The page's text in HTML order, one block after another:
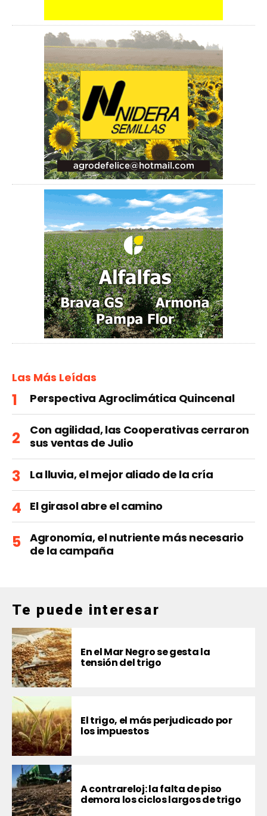
Las Más Leídas
Perspectiva Agroclimática Quincenal
Con agilidad, las Cooperativas cerraron
sus ventas de Julio
La lluvia, el mejor aliado de la cría
El girasol abre el camino
Agronomía, el nutriente más necesario
de la campaña
Te puede interesar
En el Mar Negro se gesta la
tensión del trigo
El trigo, el más perjudicado por
los impuestos
A contrareloj: la falta de piso
demora los ciclos largos de trigo